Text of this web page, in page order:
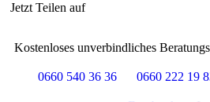
Jetzt Teilen auf
Kostenloses unverbindliches
0660 540 36 36 0660 222 19